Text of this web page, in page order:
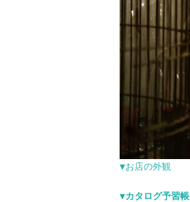
▼お店の外観
▼カタログ予習帳